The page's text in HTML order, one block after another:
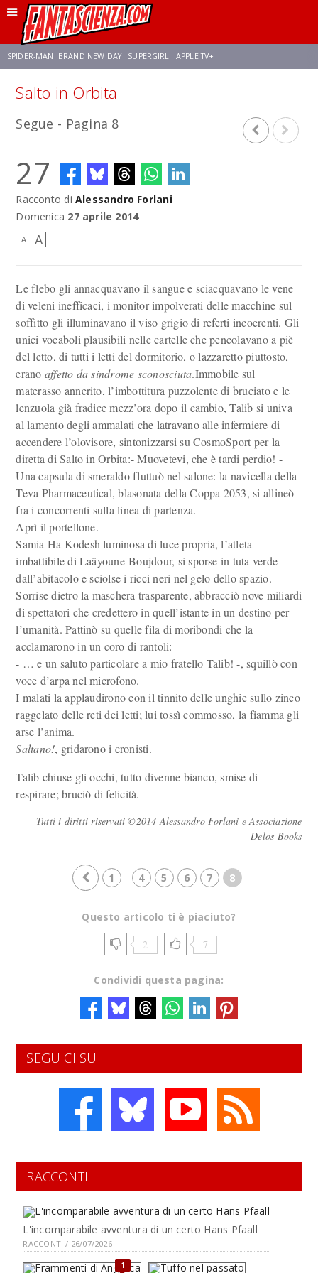
SPIDER-MAN: BRAND NEW DAY SUPERGIRL APPLE TV+
Salto in Orbita
Segue - Pagina 8
27
Racconto di Alessandro Forlani
Domenica 27 aprile 2014
A A
Le flebo gli annacquavano il sangue e sciacquavano le vene
di veleni inefficaci, i monitor impolverati delle macchine sul
soffitto gli illuminavano il viso grigio di referti incoerenti. Gli
unici vocaboli plausibili nelle cartelle che pencolavano a piè
del letto, di tutti i letti del dormitorio, o lazzaretto piuttosto,
erano affetto da sindrome sconosciuta.Immobile sul
materasso annerito, l’imbottitura puzzolente di bruciato e le
lenzuola già fradice mezz’ora dopo il cambio, Talib si univa
al lamento degli ammalati che latravano alle infermiere di
accendere l’olovisore, sintonizzarsi su CosmoSport per la
diretta di Salto in Orbita:- Muovetevi, che è tardi perdio! -
Una capsula di smeraldo fluttuò nel salone: la navicella della
Teva Pharmaceutical, blasonata della Coppa 2053, si allineò
fra i concorrenti sulla linea di partenza.
Aprì il portellone.
Samia Ha Kodesh luminosa di luce propria, l’atleta
imbattibile di Laâyoune-Boujdour, si sporse in tuta verde
dall’abitacolo e sciolse i ricci neri nel gelo dello spazio.
Sorrise dietro la maschera trasparente, abbracciò nove miliardi
di spettatori che credettero in quell’istante in un destino per
l’umanità. Pattinò su quelle fila di moribondi che la
acclamarono in un coro di rantoli:
- … e un saluto particolare a mio fratello Talib! -, squillò con
voce d’arpa nel microfono.
I malati la applaudirono con il tinnito delle unghie sullo zinco
raggelato delle reti dei letti; lui tossì commosso, la fiamma gli
arse l’anima.
Saltano!, gridarono i cronisti.
Talib chiuse gli occhi, tutto divenne bianco, smise di
respirare; bruciò di felicità.
Tutti i diritti riservati ©2014 Alessandro Forlani e Associazione
Delos Books
1 4 5 6 7 8
Questo articolo ti è piaciuto?
2 7
Condividi questa pagina:
SEGUICI SU
RACCONTI
L'incomparabile avventura di un certo Hans Pfaall
RACCONTI / 26/07/2026
1